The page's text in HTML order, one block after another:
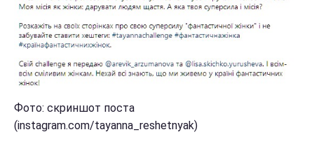
Фото: скриншот поста
(instagram.com/tayanna_reshetnyak)